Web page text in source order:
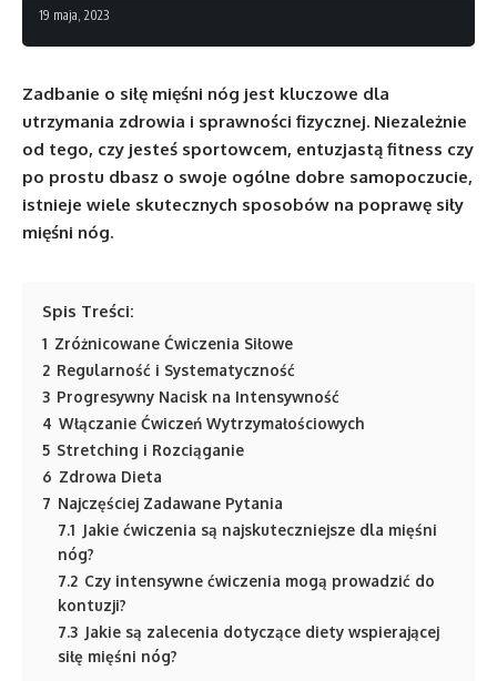
19 maja, 2023
Zadbanie o siłę mięśni nóg jest kluczowe dla
utrzymania zdrowia i sprawności fizycznej. Niezależnie
od tego, czy jesteś sportowcem, entuzjastą fitness czy
po prostu dbasz o swoje ogólne dobre samopoczucie,
istnieje wiele skutecznych sposobów na poprawę siły
mięśni nóg.
Spis Treści:
1 Zróżnicowane Ćwiczenia Siłowe
2 Regularność i Systematyczność
3 Progresywny Nacisk na Intensywność
4 Włączanie Ćwiczeń Wytrzymałościowych
5 Stretching i Rozciąganie
6 Zdrowa Dieta
7 Najczęściej Zadawane Pytania
7.1 Jakie ćwiczenia są najskuteczniejsze dla mięśni
nóg?
7.2 Czy intensywne ćwiczenia mogą prowadzić do
kontuzji?
7.3 Jakie są zalecenia dotyczące diety wspierającej
siłę mięśni nóg?